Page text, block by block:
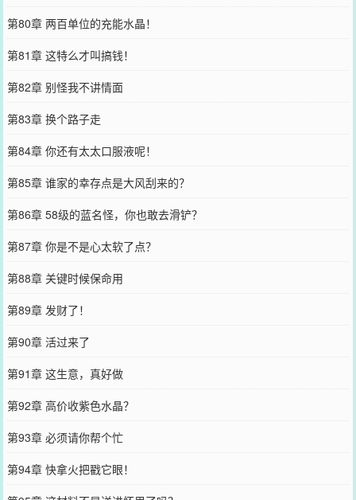
第80章 两百单位的充能水晶！
第81章 这特么才叫搞钱！
第82章 别怪我不讲情面
第83章 换个路子走
第84章 你还有太太口服液呢！
第85章 谁家的幸存点是大风刮来的？
第86章 58级的蓝名怪，你也敢去滑铲？
第87章 你是不是心太软了点？
第88章 关键时候保命用
第89章 发财了！
第90章 活过来了
第91章 这生意，真好做
第92章 高价收紫色水晶？
第93章 必须请你帮个忙
第94章 快拿火把戳它眼！